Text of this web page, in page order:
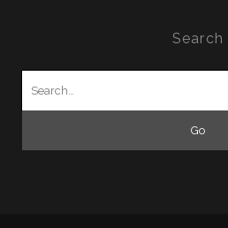
Search